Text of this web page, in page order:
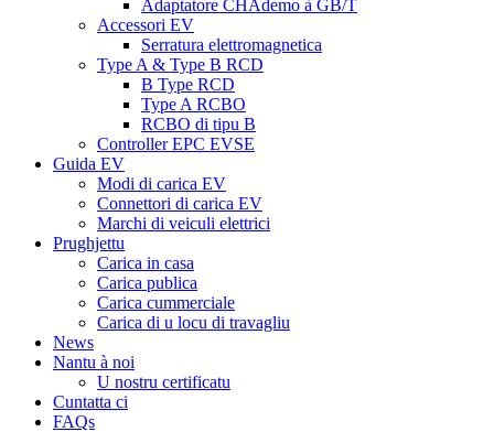
Adaptatore CHAdemo à GB/T
Accessori EV
Serratura elettromagnetica
Type A & Type B RCD
B Type RCD
Type A RCBO
RCBO di tipu B
Controller EPC EVSE
Guida EV
Modi di carica EV
Connettori di carica EV
Marchi di veiculi elettrici
Prughjettu
Carica in casa
Carica publica
Carica cummerciale
Carica di u locu di travagliu
News
Nantu à noi
U nostru certificatu
Cuntatta ci
FAQs